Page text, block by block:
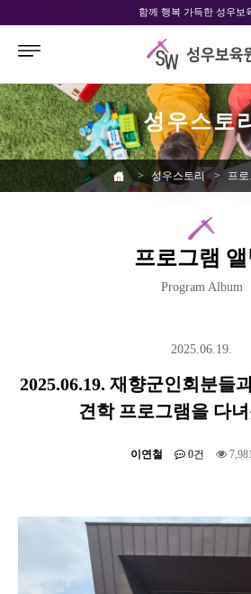
함께 행복 가득한 성우보
성우스토
> 성우스토리 > 프
프로그램 앨
Program Album
2025.06.19.
2025.06.19. 재향군인회분들
견학 프로그램을 다
이연철 0건